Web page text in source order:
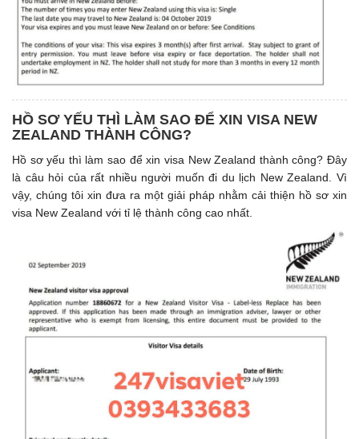
HỒ SƠ YẾU THÌ LÀM SAO ĐỂ XIN VISA NEW
ZEALAND THÀNH CÔNG?
Hồ sơ yếu thì làm sao để xin visa New Zealand thành công? Đây
là câu hỏi của rất nhiều người muốn đi du lịch New Zealand. Vì
vậy, chúng tôi xin đưa ra một giải pháp nhằm cải thiện hồ sơ xin
visa New Zealand với tỉ lệ thành công cao nhất.